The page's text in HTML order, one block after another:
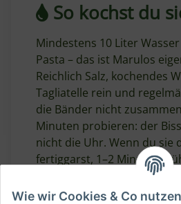
Wie wir Cookies & Co nutzen
So kochst du
Mindestens 10 Liter
Pasta – das ist Marulos
Reichlich Salz, kochendes
Tagliatelle rein und
die Bänder nicht
Minuten probieren: der
nicht die Uhr. Wenn du sie
fertiggarst, 1–2 Minuten
mit etwas Pastawasser in
Punkt bringen.